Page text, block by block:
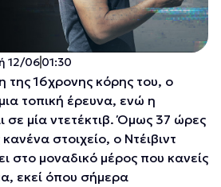
12/0601:30
της 16χρονης κόρης του, o
τοπική έρευνα, ενώ η
σε μία ντετέκτιβ. Όμως 37 ώρες
στοιχείο, ο Ντέιβιντ
στο μοναδικό μέρος που κανείς
εκεί όπου σήμερα